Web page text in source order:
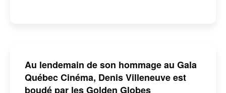
Au lendemain de son hommage au Gala
Québec Cinéma, Denis Villeneuve est
boudé par les Golden Globes